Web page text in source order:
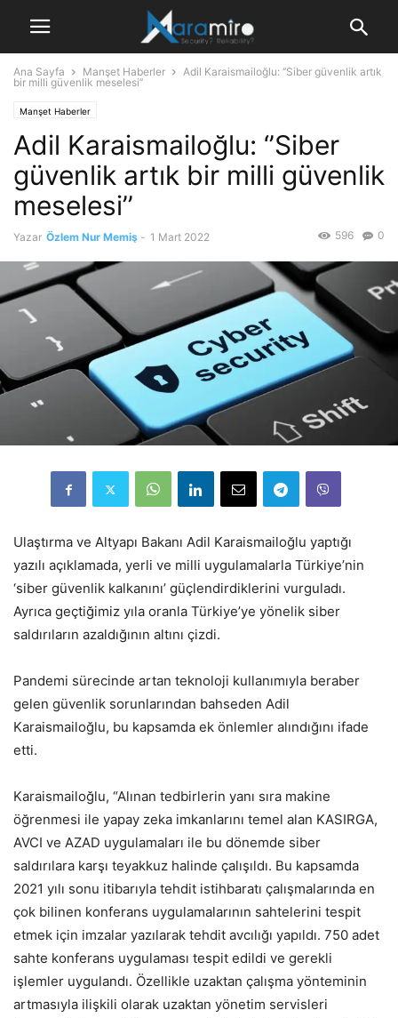
Ana Sayfa Manşet Haberler
Adil Karaismailoğlu: ‘’Siber güvenlik artık
bir milli güvenlik meselesi’’
Manşet Haberler
Adil Karaismailoğlu: ‘’Siber
güvenlik artık bir milli güvenlik
meselesi’’
Yazar Özlem Nur Memiş - 1 Mart 2022 0
596
Ulaştırma ve Altyapı Bakanı Adil Karaismailoğlu yaptığı
yazılı açıklamada, yerli ve milli uygulamalarla Türkiye’nin
‘siber güvenlik kalkanını’ güçlendirdiklerini vurguladı.
Ayrıca geçtiğimiz yıla oranla Türkiye’ye yönelik siber
saldırıların azaldığının altını çizdi.
Pandemi sürecinde artan teknoloji kullanımıyla beraber
gelen güvenlik sorunlarından bahseden Adil
Karaismailoğlu, bu kapsamda ek önlemler alındığını ifade
etti.
Karaismailoğlu, “Alınan tedbirlerin yanı sıra makine
öğrenmesi ile yapay zeka imkanlarını temel alan KASIRGA,
AVCI ve AZAD uygulamaları ile bu dönemde siber
saldırılara karşı teyakkuz halinde çalışıldı. Bu kapsamda
2021 yılı sonu itibarıyla tehdit istihbaratı çalışmalarında en
çok bilinen konferans uygulamalarının sahtelerini tespit
etmek için imzalar yazılarak tehdit avcılığı yapıldı. 750 adet
sahte konferans uygulaması tespit edildi ve gerekli
işlemler uygulandı. Özellikle uzaktan çalışma yönteminin
artmasıyla ilişkili olarak uzaktan yönetim servisleri